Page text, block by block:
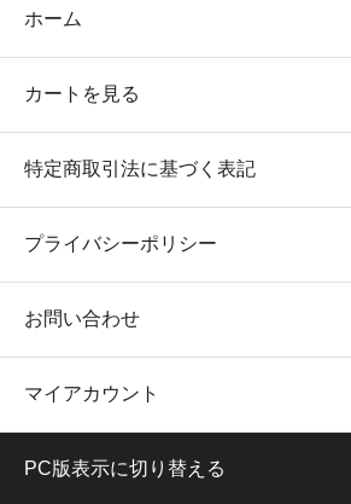
ホーム
カートを見る
特定商取引法に基づく表記
プライバシーポリシー
お問い合わせ
マイアカウント
PC版表示に切り替える